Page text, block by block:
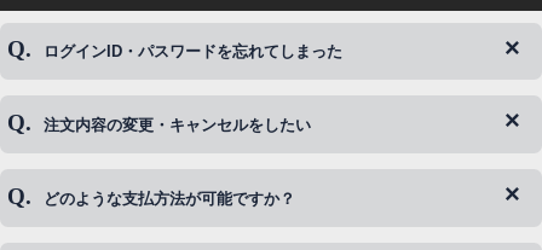
ログインID・パスワードを忘れてしまった
◆下記ページより、ログインIDの変更が可能です。
注文内容の変更・キャンセルをしたい
◆即日発送を行なっている関係上、午後以降のご連絡やキャンセル
どのような支払方法が可能ですか？